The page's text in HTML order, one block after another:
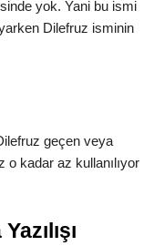
yok. Yani bu ismi
Dilefruz isminin
geçen veya
o kadar az kullanılıyor